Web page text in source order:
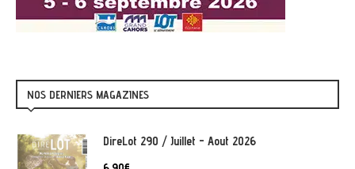
NOS DERNIERS MAGAZINES
DireLot 290 / Juillet - Aout 2026